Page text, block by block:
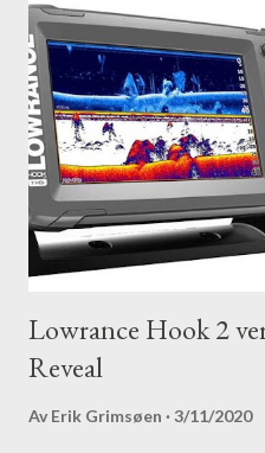
Lowrance Hook 2
Reveal
Av Erik Grimsøen 3/11/2020